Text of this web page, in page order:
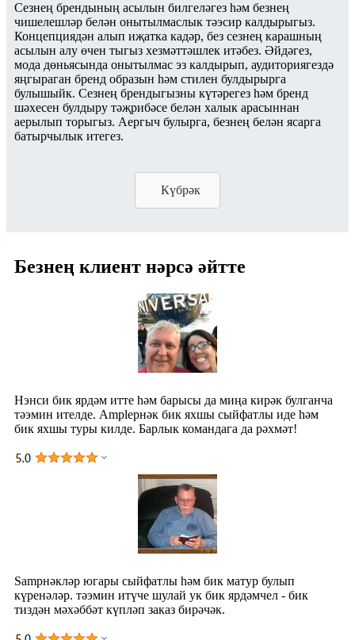
Сезнең брендының асылын билгеләгез һәм безнең
чишелешләр белән онытылмаслык тәэсир калдырыгыз.
Концепциядән алып иҗатка кадәр, без сезнең карашның
асылын алу өчен тыгыз хезмәттәшлек итәбез. Әйдәгез,
мода дөньясында онытылмас эз калдырып, аудиториягездә
яңгыраган бренд образын һәм стилен булдырырга
булышыйк. Сезнең брендыгызны күтәрегез һәм бренд
шәхесен булдыру тәҗрибәсе белән халык арасыннан
аерылып торыгыз. Аергыч булырга, безнең белән ясарга
батырчылык итегез.
Күбрәк
Безнең клиент нәрсә әйтте
Нэнси бик ярдәм итте һәм барысы да миңа кирәк булганча
тәэмин ителде. Ampleрнәк бик яхшы сыйфатлы иде һәм
бик яхшы туры килде. Барлык командага да рәхмәт!
Samрнәкләр югары сыйфатлы һәм бик матур булып
күренәләр. тәэмин итүче шулай ук ​​бик ярдәмчел - бик
тиздән мәхәббәт күпләп заказ бирәчәк.